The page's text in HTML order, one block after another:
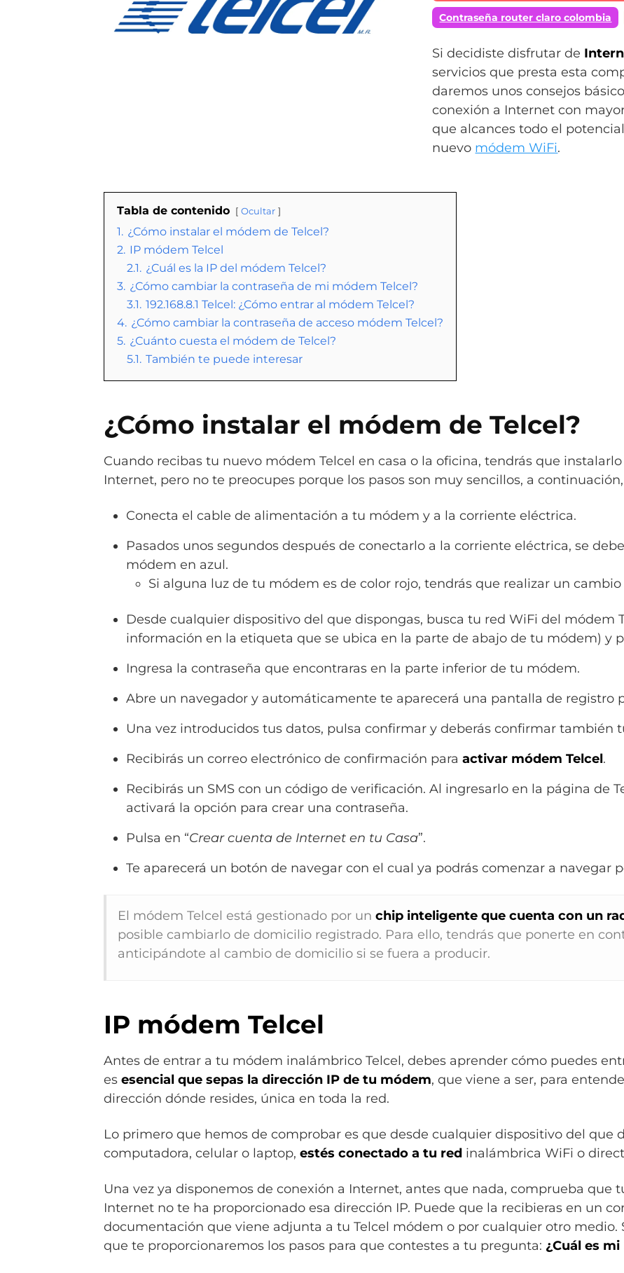
Contraseña router claro colombia
Si decidiste disfrutar de
servicios que presta esta
daremos unos consejos
conexión a Internet con
que alcances todo el
nuevo módem WiFi.
Tabla de contenido Ocultar
1. ¿Cómo instalar el módem de Telcel?
2. IP módem Telcel
2.1. ¿Cuál es la IP del módem Telcel?
3. ¿Cómo cambiar la contraseña de mi módem Telcel?
3.1. 192.168.8.1 Telcel: ¿Cómo entrar al módem Telcel?
4. ¿Cómo cambiar la contraseña de acceso módem Telcel?
5. ¿Cuánto cuesta el módem de Telcel?
5.1. También te puede interesar
¿Cómo instalar el módem de Telcel?
Cuando recibas tu nuevo módem Telcel en casa o la oficina, tendrás que
Internet, pero no te preocupes porque los pasos son muy sencillos, a
Conecta el cable de alimentación a tu módem y a la corriente eléctrica.
Pasados unos segundos después de conectarlo a la corriente eléctrica, se
módem en azul.
Si alguna luz de tu módem es de color rojo, tendrás que realizar un
Desde cualquier dispositivo del que dispongas, busca tu red WiFi del módem
información en la etiqueta que se ubica en la parte de abajo de tu módem) y
Ingresa la contraseña que encontraras en la parte inferior de tu módem.
Abre un navegador y automáticamente te aparecerá una pantalla de registro
Una vez introducidos tus datos, pulsa confirmar y deberás confirmar también
Recibirás un correo electrónico de confirmación para activar módem Telcel.
Recibirás un SMS con un código de verificación. Al ingresarlo en la página de
activará la opción para crear una contraseña.
Pulsa en “Crear cuenta de Internet en tu Casa”.
Te aparecerá un botón de navegar con el cual ya podrás comenzar a navegar
El módem Telcel está gestionado por un chip inteligente que cuenta con un
posible cambiarlo de domicilio registrado. Para ello, tendrás que ponerte en
anticipándote al cambio de domicilio si se fuera a producir.
IP módem Telcel
Antes de entrar a tu módem inalámbrico Telcel, debes aprender cómo puedes
es esencial que sepas la dirección IP de tu módem, que viene a ser, para
dirección dónde resides, única en toda la red.
Lo primero que hemos de comprobar es que desde cualquier dispositivo del que
computadora, celular o laptop, estés conectado a tu red inalámbrica WiFi o
Una vez ya disponemos de conexión a Internet, antes que nada, comprueba que
Internet no te ha proporcionado esa dirección IP. Puede que la recibieras en un
documentación que viene adjunta a tu Telcel módem o por cualquier otro medio.
que te proporcionaremos los pasos para que contestes a tu pregunta: ¿Cuál es mi